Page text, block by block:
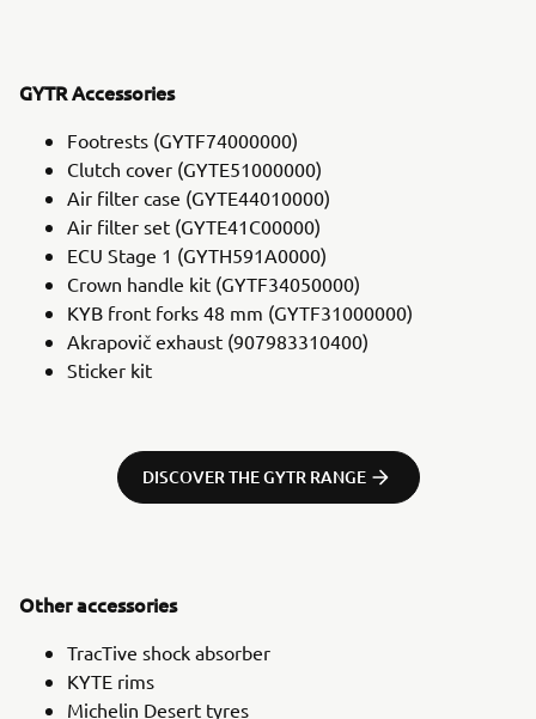
GYTR Accessories
Footrests (GYTF74000000)
Clutch cover (GYTE51000000)
Air filter case (GYTE44010000)
Air filter set (GYTE41C00000)
ECU Stage 1 (GYTH591A0000)
Crown handle kit (GYTF34050000)
KYB front forks 48 mm (GYTF31000000)
Akrapovič exhaust (907983310400)
Sticker kit
DISCOVER THE GYTR RANGE
Other accessories
TracTive shock absorber
KYTE rims
Michelin Desert tyres